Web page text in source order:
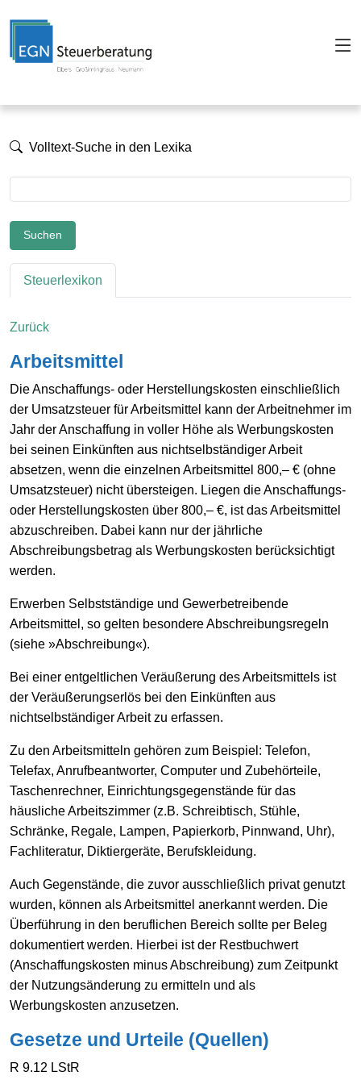
Volltext-Suche in den Lexika
Suchen
Steuerlexikon
Zurück
Arbeitsmittel
Die Anschaffungs- oder Herstellungskosten einschließlich
der Umsatzsteuer für Arbeitsmittel kann der Arbeitnehmer im
Jahr der Anschaffung in voller Höhe als Werbungskosten
bei seinen Einkünften aus nichtselbständiger Arbeit
absetzen, wenn die einzelnen Arbeitsmittel 800,– € (ohne
Umsatzsteuer) nicht übersteigen. Liegen die Anschaffungs-
oder Herstellungskosten über 800,– €, ist das Arbeitsmittel
abzuschreiben. Dabei kann nur der jährliche
Abschreibungsbetrag als Werbungskosten berücksichtigt
werden.
Erwerben Selbstständige und Gewerbetreibende
Arbeitsmittel, so gelten besondere Abschreibungsregeln
(siehe »Abschreibung«).
Bei einer entgeltlichen Veräußerung des Arbeitsmittels ist
der Veräußerungserlös bei den Einkünften aus
nichtselbständiger Arbeit zu erfassen.
Zu den Arbeitsmitteln gehören zum Beispiel: Telefon,
Telefax, Anrufbeantworter, Computer und Zubehörteile,
Taschenrechner, Einrichtungsgegenstände für das
häusliche Arbeitszimmer (z.B. Schreibtisch, Stühle,
Schränke, Regale, Lampen, Papierkorb, Pinnwand, Uhr),
Fachliteratur, Diktiergeräte, Berufskleidung.
Auch Gegenstände, die zuvor ausschließlich privat genutzt
wurden, können als Arbeitsmittel anerkannt werden. Die
Überführung in den beruflichen Bereich sollte per Beleg
dokumentiert werden. Hierbei ist der Restbuchwert
(Anschaffungskosten minus Abschreibung) zum Zeitpunkt
der Nutzungsänderung zu ermitteln und als
Werbungskosten anzusetzen.
Gesetze und Urteile (Quellen)
R 9.12 LStR